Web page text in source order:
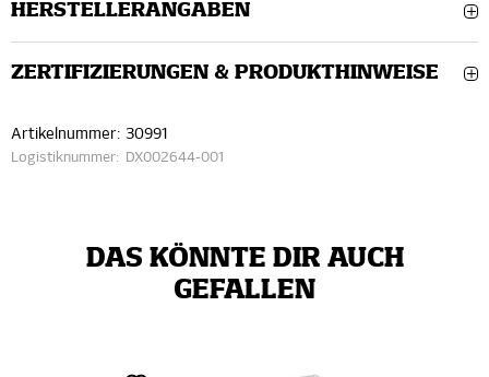
HERSTELLERANGABEN
ZERTIFIZIERUNGEN & PRODUKTHINWEISE
Artikelnummer: 30991
Logistiknummer: DX002644-001
DAS KÖNNTE DIR AUCH
GEFALLEN